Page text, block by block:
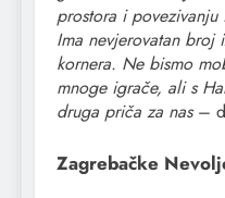
prostora i povezivanju
Ima nevjerovatan broj
kornera. Ne bismo
mnoge igrače, ali s
druga priča za nas–
Zagrebačke